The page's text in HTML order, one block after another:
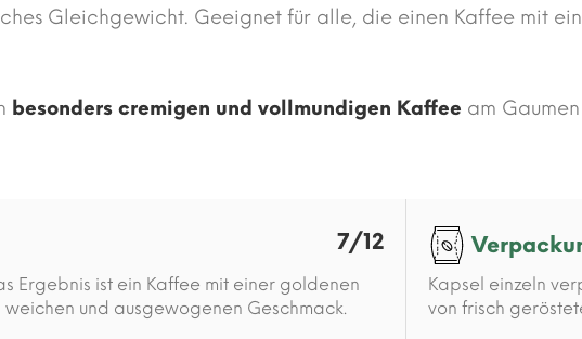
Gleichgewicht. Geeignet für alle, die einen Kaffee mit
besonders cremigen und vollmundigen Kaffee am
7/12
Ergebnis ist ein Kaffee mit einer goldenen
und ausgewogenen Geschmack.
Kapsel einzeln
von frisch